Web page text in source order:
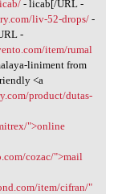
- licab[/URL -
liv-52-drops/-
-
item/rumal
liniment from
<a
product/dutas-
">online
cozac/">mail
item/cifran/"